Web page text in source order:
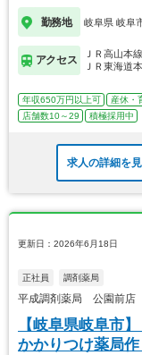
勤務地 岐阜県 岐阜
アクセス
ＪＲ高山本
ＪＲ東海道
年収650万円以上可 産休・
店舗数10～29
積極採用中
求人の詳細を
更新日：2026年6月18日
正社員 調剤薬局
平成調剤薬局 公園前店
【岐阜県岐阜市
かかりつけ薬局作